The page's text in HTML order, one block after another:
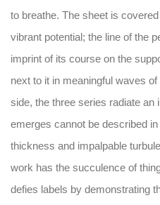
to breathe. The sheet is
vibrant potential; the line of the
imprint of its course on the
next to it in meaningful waves
side, the three series radiate an
emerges cannot be described
thickness and impalpable
work has the succulence of
defies labels by demonstrating